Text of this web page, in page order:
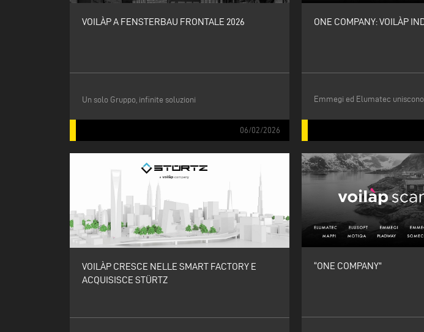
VOILÀP A FENSTERBAU FRONTALE 2026
Un solo Gruppo, infinite soluzioni
06/02/2026
ONE COMPANY: VOILÀP
Emmegi ed Elumatec
VOILÀP CRESCE NELLE SMART FACTORY E
ACQUISISCE STÜRTZ
“ONE COMPANY”